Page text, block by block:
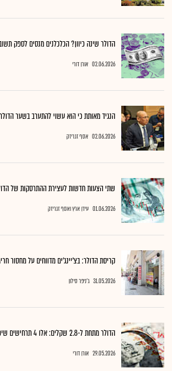
הדולר שינה כיוון? הכלכלנים מנסים לספק
02.06.2026 אורן דורי
הנגיד מאותת כי הוא עשוי להתערב בשער
02.06.2026 אסף זגריזק
שתי הצעות חדשות לעצירת ההתרסקות של
01.06.2026 עידן ארץ ואסף זגריזק
קריסת הדולר: בצ'יינג'ים מדווחים על מחסור
31.05.2026 ג'ניפר סילון
הדולר מתחת ל-2.8 שקלים: אלו 4 תרחישים שיכולים לעצור את הירידה
29.05.2026 אורן דורי